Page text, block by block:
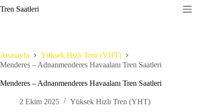
to
content
Tren Saatleri
Anasayfa
Yüksek Hızlı Tren (YHT)
Menderes – Adnanmenderes Havaalanı Tren Saatleri
Menderes – Adnanmenderes Havaalanı Tren Saatleri
2 Ekim 2025 Yüksek Hızlı Tren (YHT)